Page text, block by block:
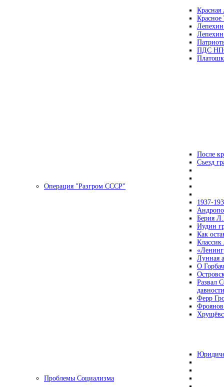
Красная
ПДС
После
Съезд
Операция "Разгром СССР"
1937-
Берия
Иудин
Как
Лунная
О
Развал
давности
Ферр
Проблемы Социализма